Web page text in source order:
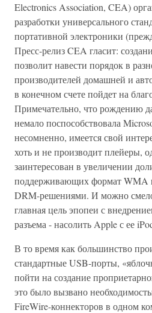
Electronics Association, CEA)
разработки универсального
портативной электроники
Пресс-релиз CEA гласит:
позволит навести порядок в
производителей домашней и
в конечном счете пойдет на
Примечательно, что рождению
немало поспособствовала
несомненно, имеется свой
хоть и не производит плейеры,
заинтересован в увеличении
поддерживающих формат WMA
DRM-решениями. И можно
главная цель эпопеи с
разъема - насолить Apple с ее
В то время как большинство
стандартные USB-порты,
пойти на создание
это было вызвано
FireWire-коннекторов в одном